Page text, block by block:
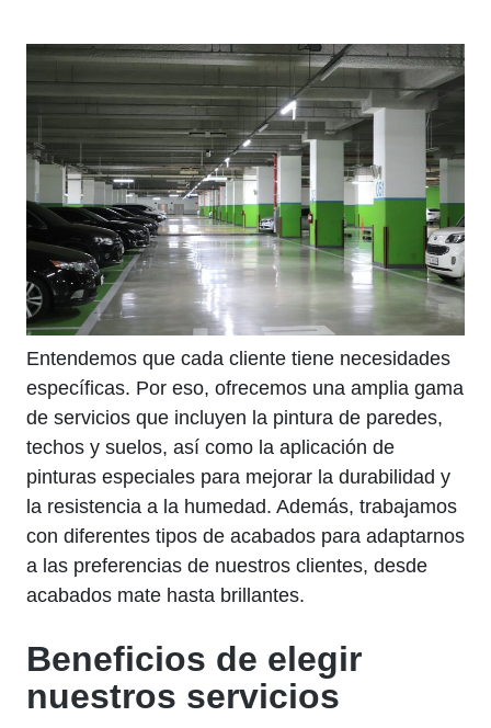
Entendemos que cada cliente tiene necesidades
específicas. Por eso, ofrecemos una amplia gama
de servicios que incluyen la pintura de paredes,
techos y suelos, así como la aplicación de
pinturas especiales para mejorar la durabilidad y
la resistencia a la humedad. Además, trabajamos
con diferentes tipos de acabados para adaptarnos
a las preferencias de nuestros clientes, desde
acabados mate hasta brillantes.
Beneficios de elegir
nuestros servicios